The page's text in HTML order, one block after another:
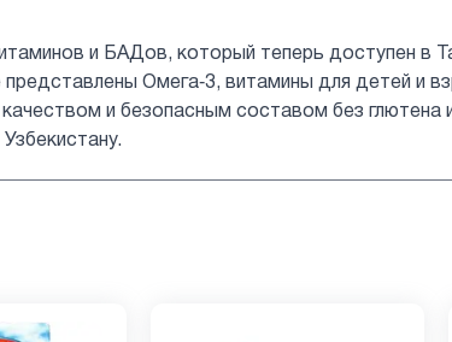
и БАДов, который теперь доступен в
Омега‑3, витамины для детей и
и безопасным составом без глютена